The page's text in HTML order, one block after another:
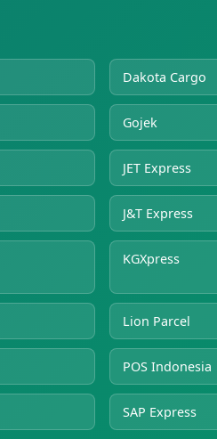
Dakota Cargo
Gojek
JET Express
J&T Express
KGXpress
Lion Parcel
POS Indonesia
SAP Express